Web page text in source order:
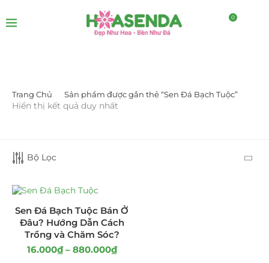
0
LỌC BỞI GIÁ
LỌC
DANH MỤC SẢN PHẨM
Trang Chủ Sản phẩm được gắn thẻ “Sen Đá Bạch Tuộc”
Hiển thị kết quả duy nhất
Bộ Lọc
Sen Đá Bạch Tuộc Bán Ở
Đâu? Hướng Dẫn Cách
Trồng và Chăm Sóc?
16.000₫ – 880.000₫